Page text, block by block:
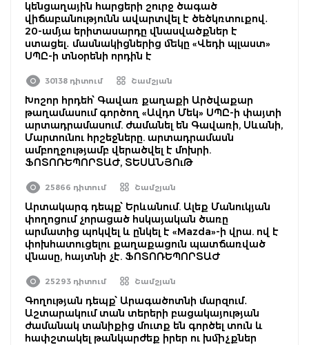
կենցաղային հարցերի շուրջ ծագած
վիճաբանությունն ավարտվել է ծեծկռտուքով․
20-ամյա երիտասարդը վնասվածքներ է
ստացել․ մասնակիցներից մեկը «Վեդի պլաստ»
ՍՊԸ-ի տնօրենի որդին է
30138 դիտում Շամշյան
Խոշոր հրդեհ՝ Գավառ քաղաքի Արծվաքար
թաղամասում գործող «Ավդո Մեկ» ՍՊԸ-ի փայտի
արտադրամասում. ժամանել են Գավառի, Սևանի,
Մարտունու հրշեջները. արտադրամասն
ամբողջությամբ վերածվել է մոխրի.
ՖՈՏՈՌԵՊՈՐՏԱԺ, ՏԵՍԱՆՅՈւԹ
25866 դիտում Շամշյան
Արտակարգ դեպք՝ Երևանում. Ալեք Մանուկյան
փողոցում չորացած հսկայական ծառը
արմատից պոկվել և ընկել է «Mazda»-ի վրա. ով է
փոխհատուցելու քաղաքացուն պատճառված
վնասը, հայտնի չէ. ՖՈՏՈՌԵՊՈՐՏԱԺ
25293 դիտում Շամշյան
Գողության դեպք՝ Արագածոտնի մարզում․
Աշտարակում տան տերերի բացակայության
ժամանակ տանիքից մուտք են գործել տուն և
հափշտակել թանկարժեք իրեր ու խմիչքներ